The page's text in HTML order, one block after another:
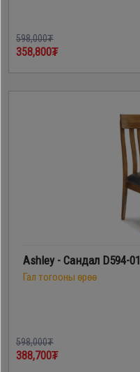
598,000₮
358,800₮
Ashley - Сандал D594-01
Гал тогооны өрөө
598,000₮
388,700₮